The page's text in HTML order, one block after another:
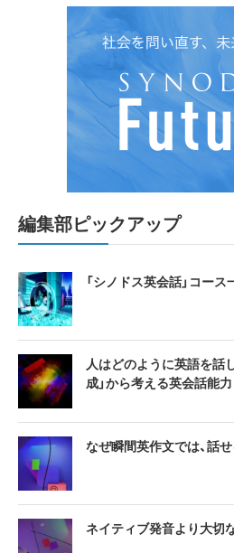
編集部ピックアップ
「シノドス英会話」コース
人はどのように英語を
成」から考える英会話能力
なぜ瞬間英作文では、話
ネイティブ発音より大切